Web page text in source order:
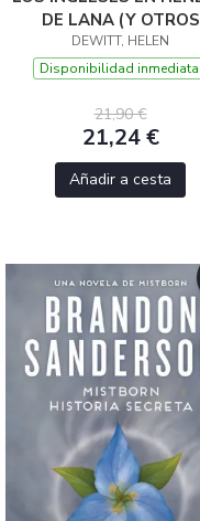
DE LANA (Y OTROS
TRUCOS)
DEWITT, HELEN
Disponibilidad inmediata.
21,90 €
21,24 €
Añadir a cesta